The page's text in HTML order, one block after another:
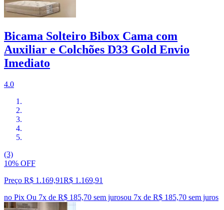
Bicama Solteiro Bibox Cama com
Auxiliar e Colchões D33 Gold Envio
Imediato
4.0
(3)
10% OFF
Preço R$ 1.169,91R$ 1.169,91
no Pix Ou 7x de R$ 185,70 sem jurosou 7x de R$ 185,70 sem juros